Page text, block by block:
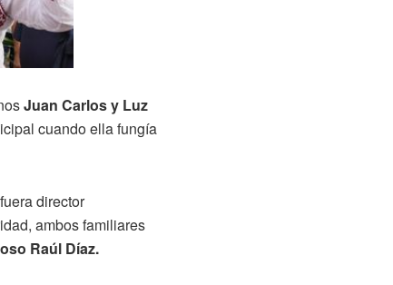
Juan Carlos y Luz
cuando ella fungía
director
ambos familiares
Raúl Díaz.